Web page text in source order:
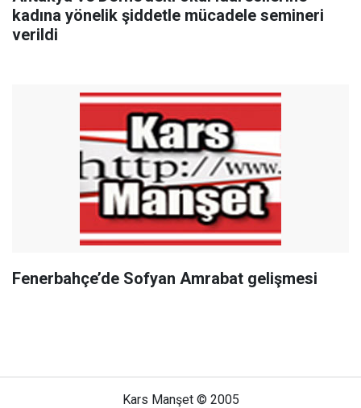
kadına yönelik şiddetle mücadele semineri
verildi
Fenerbahçe’de Sofyan Amrabat gelişmesi
Kars Manşet © 2005